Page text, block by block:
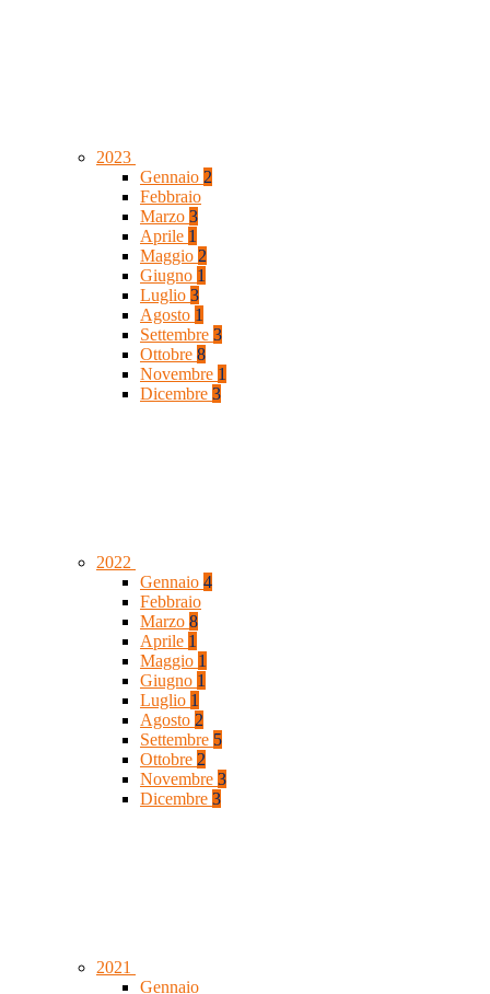
2023
Gennaio 2
Febbraio
Marzo 3
Aprile 1
Maggio 2
Giugno 1
Luglio 3
Agosto 1
Settembre 3
Ottobre 8
Novembre 1
Dicembre 3
2022
Gennaio 4
Febbraio
Marzo 8
Aprile 1
Maggio 1
Giugno 1
Luglio 1
Agosto 2
Settembre 5
Ottobre 2
Novembre 3
Dicembre 3
2021
Gennaio